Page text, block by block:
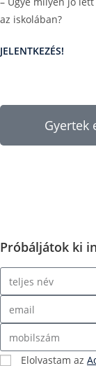
az iskolában?
JELENTKEZÉS!
Gyertek
Próbáljátok ki
Elolvastam az